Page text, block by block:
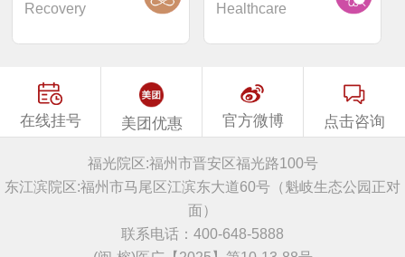
Recovery Healthcare
在线挂号 美团优惠 官方微博 点击咨询
福光院区:福州市晋安区福光路100号
东江滨院区:福州市马尾区江滨东大道60号（魁岐生态公园正对
面）
联系电话：400-648-5888